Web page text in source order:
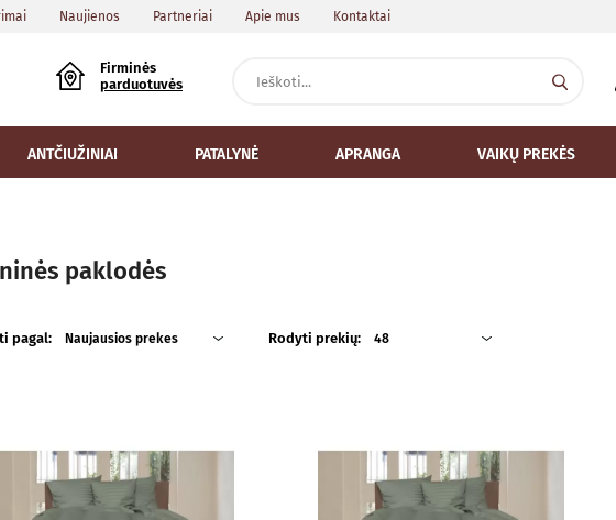
Naujienos Partneriai Apie mus Kontaktai
Firminės
parduotuvės
ANTČIUŽINIAI PATALYNĖ APRANGA VAIKŲ PREKĖS
paklodės
pagal: Naujausios prekes Rodyti prekių: 48